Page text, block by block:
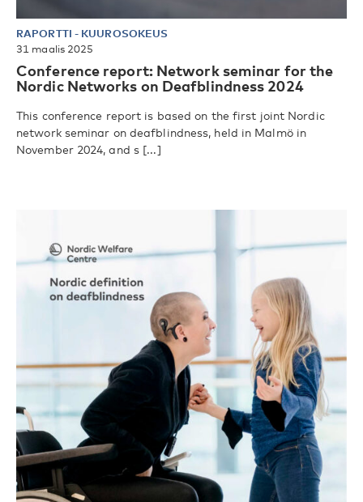
RAPORTTI - KUUROSOKEUS
31 maalis 2025
Conference report: Network seminar for the
Nordic Networks on Deafblindness 2024
This conference report is based on the first joint Nordic
network seminar on deafblindness, held in Malmö in
November 2024, and s [...]